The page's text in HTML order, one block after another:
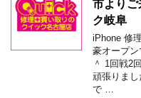
市よりご
ク岐阜
iPhone 修
豪オープン
＾ 1回戦2
頑張りま
で …